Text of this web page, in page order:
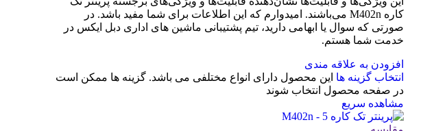
کاره M402n می‌باشند. امیدوارم که این اطلاعات برای شما مفید باشد. در
صورتی که سوال یا ابهامی دارید، تیم پشتیبانی ماشین های اداری دبل ایکس در
خدمت شما هستم.
افزودن به علاقه مندی
انتخاب گزینه ها این محصول دارای انواع مختلفی می باشد. گزینه ها ممکن است
در صفحه محصول انتخاب شوند
مشاهده سریع